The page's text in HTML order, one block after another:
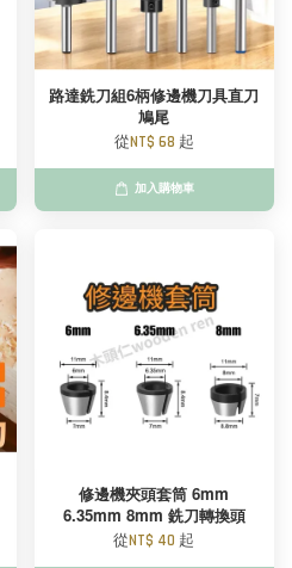
路達銑刀組6柄修邊機刀具直刀
鳩尾
從NT$ 68 起
加入購物車
修邊機夾頭套筒 6mm
6.35mm 8mm 銑刀轉換頭
從NT$ 40 起